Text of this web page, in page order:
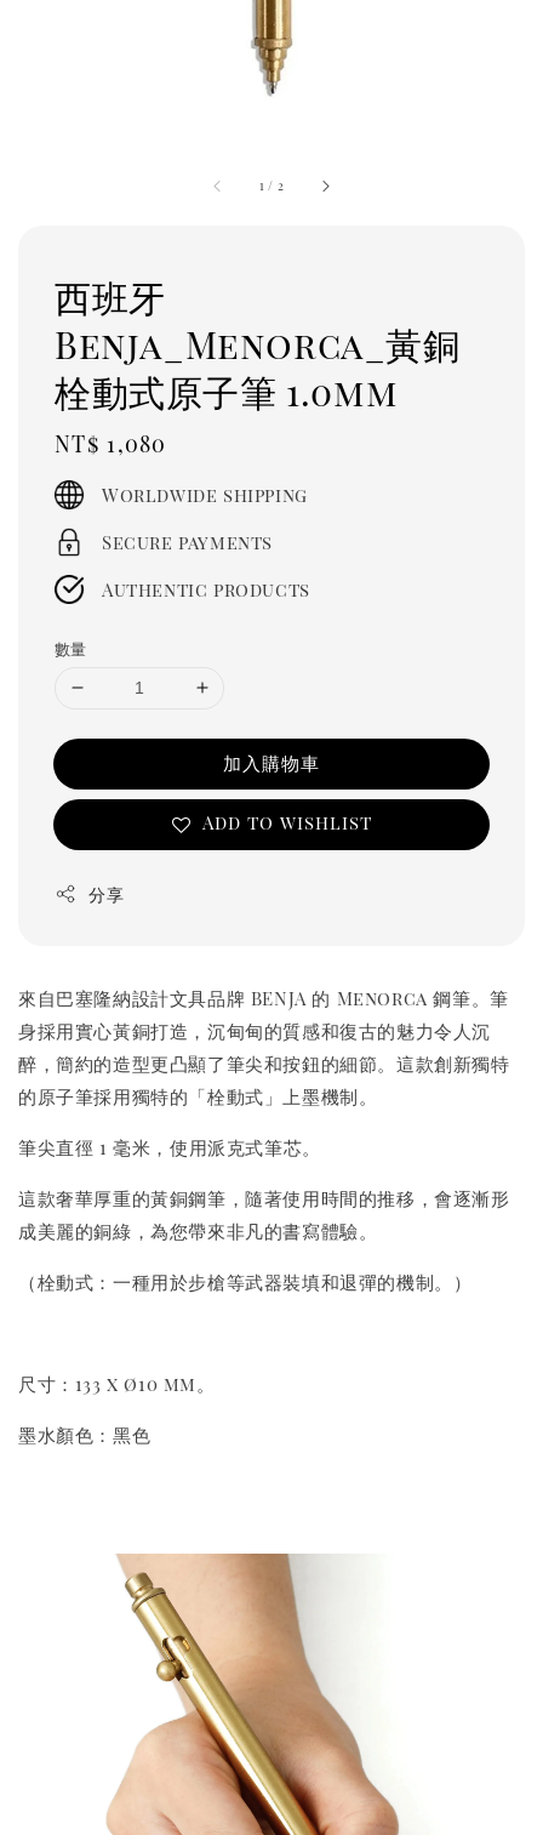
1 / 2
西班牙
Benja_Menorca_黃銅
栓動式原子筆 1.0mm
Regular
price
NT$ 1,080
Worldwide shipping
Secure payments
Authentic products
數量
加入購物車
Add to wishlist
分享
來自巴塞隆納設計文具品牌 BENJA 的 Menorca 鋼筆。筆
身採用實心黃銅打造，沉甸甸的質感和復古的魅力令人沉
醉，簡約的造型更凸顯了筆尖和按鈕的細節。這款創新獨特
的原子筆採用獨特的「栓動式」上墨機制。
筆尖直徑 1 毫米，使用派克式筆芯。
這款奢華厚重的黃銅鋼筆，隨著使用時間的推移，會逐漸形
成美麗的銅綠，為您帶來非凡的書寫體驗。
（栓動式：一種用於步槍等武器裝填和退彈的機制。）
尺寸：133 x ø10 mm。
墨水顏色：黑色